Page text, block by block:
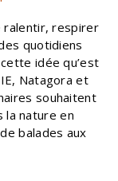
ralentir, respirer
quotidiens
idée qu’est
Natagora et
souhaitent
la nature en
balades aux